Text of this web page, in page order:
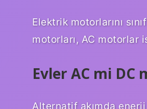
Elektrik motorlarını
motorları, AC motorlar
Evler AC mi DC
Alternatif akımda